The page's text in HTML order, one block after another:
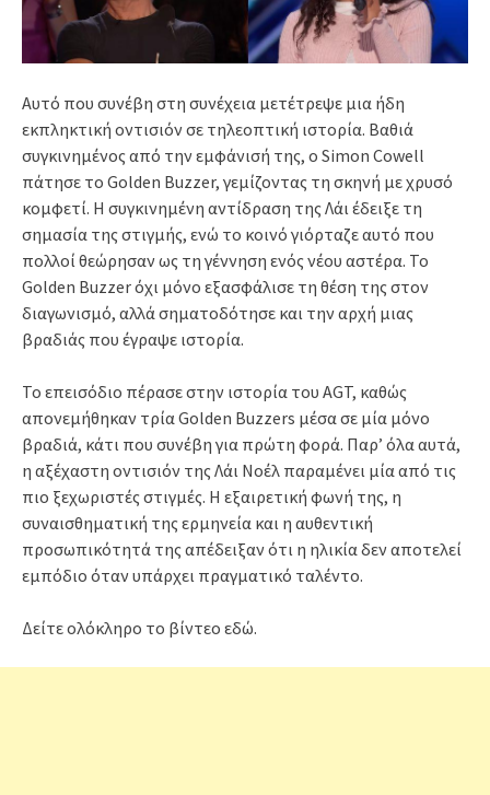
Αυτό που συνέβη στη συνέχεια μετέτρεψε μια ήδη
εκπληκτική οντισιόν σε τηλεοπτική ιστορία. Βαθιά
συγκινημένος από την εμφάνισή της, ο Simon Cowell
πάτησε το Golden Buzzer, γεμίζοντας τη σκηνή με χρυσό
κομφετί. Η συγκινημένη αντίδραση της Λάι έδειξε τη
σημασία της στιγμής, ενώ το κοινό γιόρταζε αυτό που
πολλοί θεώρησαν ως τη γέννηση ενός νέου αστέρα. Το
Golden Buzzer όχι μόνο εξασφάλισε τη θέση της στον
διαγωνισμό, αλλά σηματοδότησε και την αρχή μιας
βραδιάς που έγραψε ιστορία.
Το επεισόδιο πέρασε στην ιστορία του AGT, καθώς
απονεμήθηκαν τρία Golden Buzzers μέσα σε μία μόνο
βραδιά, κάτι που συνέβη για πρώτη φορά. Παρ’ όλα αυτά,
η αξέχαστη οντισιόν της Λάι Νοέλ παραμένει μία από τις
πιο ξεχωριστές στιγμές. Η εξαιρετική φωνή της, η
συναισθηματική της ερμηνεία και η αυθεντική
προσωπικότητά της απέδειξαν ότι η ηλικία δεν αποτελεί
εμπόδιο όταν υπάρχει πραγματικό ταλέντο.
Δείτε ολόκληρο το βίντεο εδώ.